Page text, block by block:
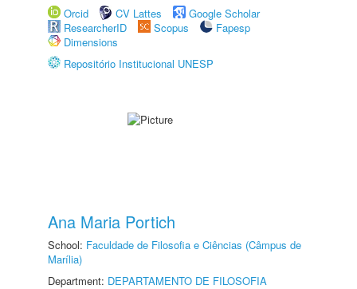
Orcid
CV Lattes
Google Scholar
ResearcherID
Scopus
Fapesp
Dimensions
Repositório Institucional UNESP
Ana Maria Portich
School: Faculdade de Filosofia e Ciências (Câmpus de
Marília)
Department: DEPARTAMENTO DE FILOSOFIA